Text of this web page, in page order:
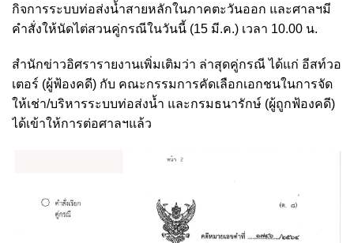
กิจการระบบท่อส่งน้ำสายหลักในภาคตะวันออก และศาลฯมี
คำสั่งให้นัดไต่สวนคู่กรณีในวันนี้ (15 มี.ค.) เวลา 10.00 น.
สำนักข่าวอิศรารายงานเพิ่มเติมว่า ล่าสุดคู่กรณี ได้แก่ อีสท์วอ
เตอร์ (ผู้ฟ้องคดี) กับ คณะกรรมการคัดเลือกเอกชนในการจัด
ให้เช่า/บริหารระบบท่อส่งน้ำ และกรมธนารักษ์ (ผู้ถูกฟ้องคดี)
ได้เข้าให้การต่อศาลฯแล้ว